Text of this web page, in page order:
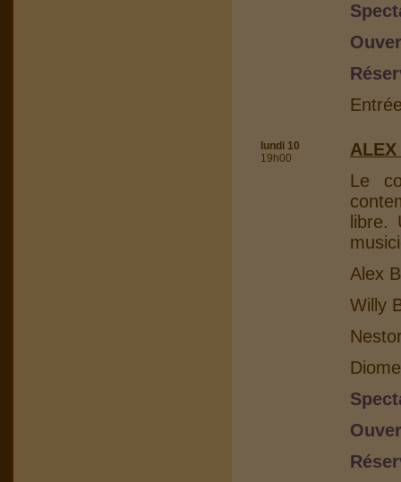
lundi 10
19h00
Le
libre.
Alex
Willy